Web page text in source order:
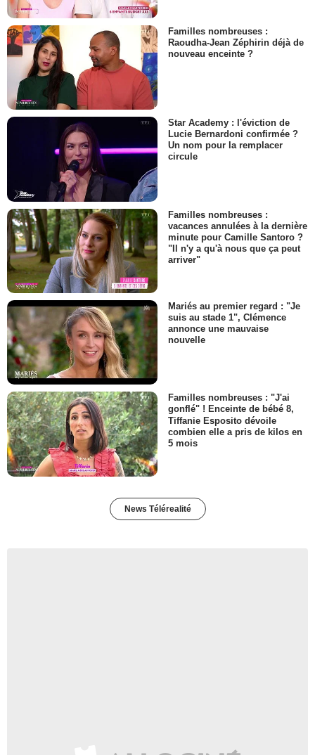
Familles nombreuses :
Raoudha-Jean Zéphirin déjà de
nouveau enceinte ?
Star Academy : l'éviction de
Lucie Bernardoni confirmée ?
Un nom pour la remplacer
circule
Familles nombreuses :
vacances annulées à la dernière
minute pour Camille Santoro ?
"Il n'y a qu'à nous que ça peut
arriver"
Mariés au premier regard : "Je
suis au stade 1", Clémence
annonce une mauvaise
nouvelle
Familles nombreuses : "J'ai
gonflé" ! Enceinte de bébé 8,
Tiffanie Esposito dévoile
combien elle a pris de kilos en
5 mois
News Télérealité